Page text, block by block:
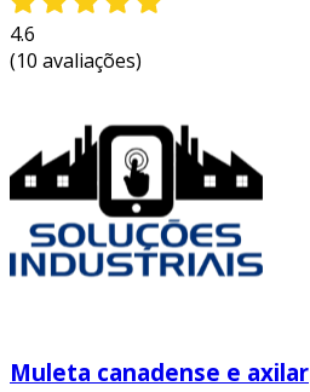
4.6
(10 avaliações)
Muleta canadense e axilar